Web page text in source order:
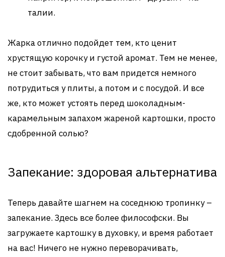
талии.
Жарка отлично подойдет тем, кто ценит
хрустящую корочку и густой аромат. Тем не менее,
не стоит забывать, что вам придется немного
потрудиться у плиты, а потом и с посудой. И все
же, кто может устоять перед шоколадным-
карамельным запахом жареной картошки, просто
сдобренной солью?
Запекание: здоровая альтернатива
Теперь давайте шагнем на соседнюю тропинку –
запекание. Здесь все более философски. Вы
загружаете картошку в духовку, и время работает
на вас! Ничего не нужно переворачивать,